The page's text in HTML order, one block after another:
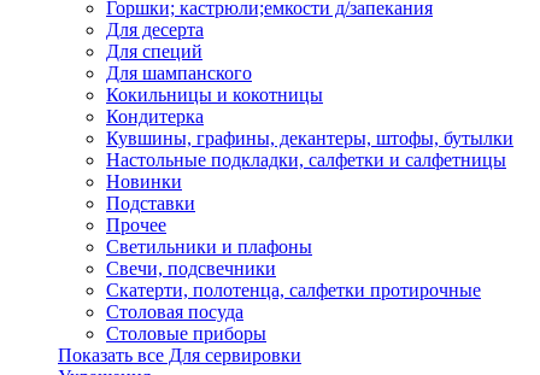
Горшки; кастрюли;емкости д/запекания
Для десерта
Для специй
Для шампанского
Кокильницы и кокотницы
Кондитерка
Кувшины, графины, декантеры, штофы, бутылки
Настольные подкладки, салфетки и салфетницы
Новинки
Подставки
Прочее
Светильники и плафоны
Свечи, подсвечники
Скатерти, полотенца, салфетки протирочные
Столовая посуда
Столовые приборы
Показать все Для сервировки